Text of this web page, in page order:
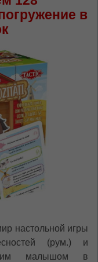
в
настольной игры
(рум.) и
малышом в